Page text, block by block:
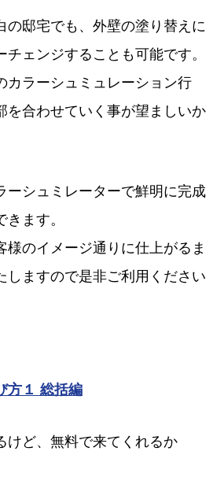
の邸宅でも、外壁の塗り替えに
ェンジすることも可能です。
カラーシュミュレーション行
を合わせていく事が望ましいか
ーシュミレーターで鮮明に完成
ます。
様のイメージ通りに仕上がるま
しますので是非ご利用ください
方１ 総括編
けど、無料で来てくれるか